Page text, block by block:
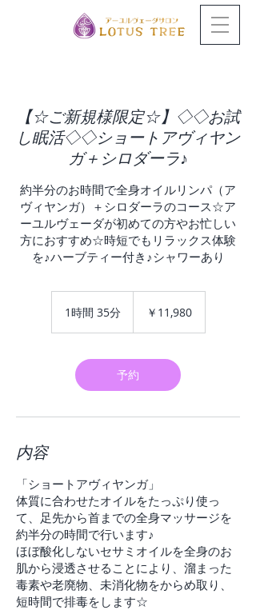
【☆ご新規様限定☆】◇◇お試
し眠活◇◇ショートアヴィヤン
ガ＋シロダーラ♪
約半分のお時間で全身オイルリンパ（ア
ヴィヤンガ）＋シロダーラのコース☆ア
ーユルヴェーダが初めての方やお忙しい
方におすすめ☆時短でもリラックス体験
を♪ハーブティー付き♪シャワーあり
1時間 35分1
5
分
￥11,980
予約
内容
「ショートアヴィヤンガ」
体質に合わせたオイルをたっぷり使っ
て、足先から首までの全身マッサージを
約半分の時間で行います♪
ほぼ酸化しないセサミオイルを全身のお
肌から浸透させることにより、溜まった
毒素や老廃物、未消化物をからめ取り、
短時間で排毒をします☆